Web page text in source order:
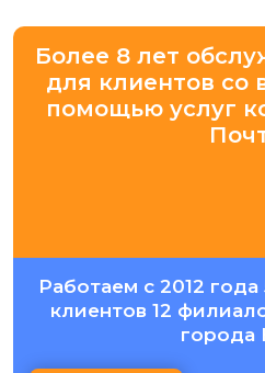
Более 8 лет
для клиентов со
помощью услуг
Работаем с 2012
клиентов 12
города